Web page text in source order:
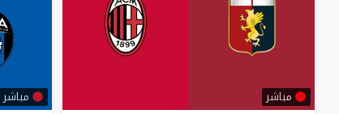
مباشر مباشر